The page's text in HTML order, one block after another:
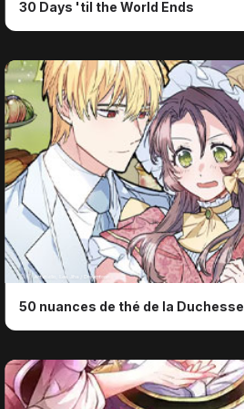
30 Days 'til the World Ends
ⓒ ⓒ Antstudio, Lee Jiha / Dreamtoon
50 nuances de thé de la Duchesse